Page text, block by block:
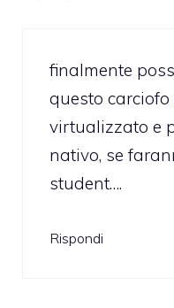
finalmente
questo
virtualizzato e
nativo, se
student….
Rispondi